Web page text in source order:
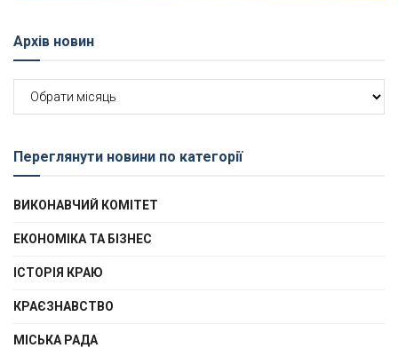
Архів новин
новин
Переглянути новини по категорії
ВИКОНАВЧИЙ КОМІТЕТ
ЕКОНОМІКА ТА БІЗНЕС
ІСТОРІЯ КРАЮ
КРАЄЗНАВСТВО
МІСЬКА РАДА